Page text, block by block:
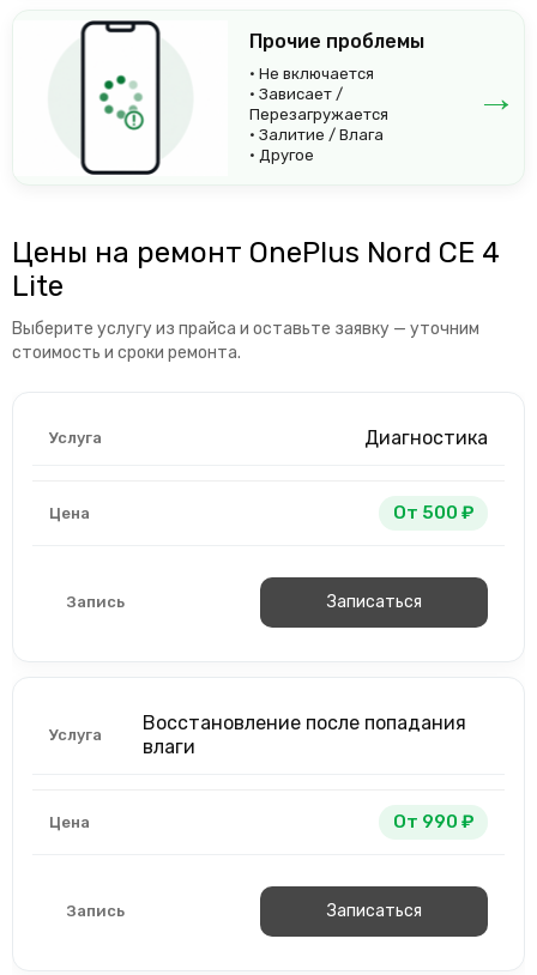
Прочие проблемы
• Не включается
• Зависает /
Перезагружается
• Залитие / Влага
• Другое
→
Цены на ремонт OnePlus Nord CE 4
Lite
Выберите услугу из прайса и оставьте заявку — уточним
стоимость и сроки ремонта.
Диагностика
От 500 ₽
Записаться
Восстановление после попадания
влаги
От 990 ₽
Записаться